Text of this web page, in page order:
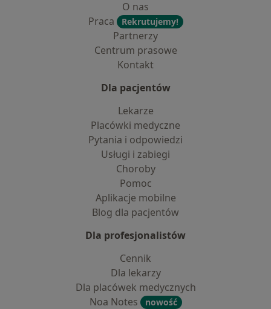
O nas
Praca
Rekrutujemy!
Partnerzy
Centrum prasowe
Kontakt
Dla pacjentów
Lekarze
Placówki medyczne
Pytania i odpowiedzi
Usługi i zabiegi
Choroby
Pomoc
Aplikacje mobilne
Blog dla pacjentów
Dla profesjonalistów
Cennik
Dla lekarzy
Dla placówek medycznych
Noa Notes
nowość